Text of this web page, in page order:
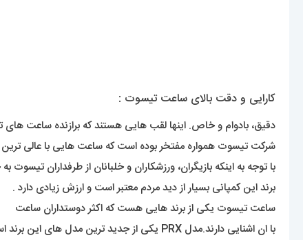
کارایی و دقت بالای ساعت تیسوت :
دقیق، بادوام و خاص. اینها لقب هایی هستند که برازنده ساعت
شرکت تیسوت همواره مفتخر بوده است که ساعت هایی با عالی ترین
با توجه به اینکه بازیگران، ورزشکاران و خلبانان از طرفداران تیسوت
برند این کمپانی بسیار از دید مردم معتبر است و ارزش زیادی دارد .
ساعت تیسوت یکی از برند هایی هست که اکثر دوستداران ساعت
با ان اشنایی دارند.مدل PRX یکی از جدید ترین مدل های این برند است .